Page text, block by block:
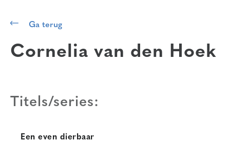
Ga terug
Cornelia van den Hoek
Titels/series:
Een even dierbaar